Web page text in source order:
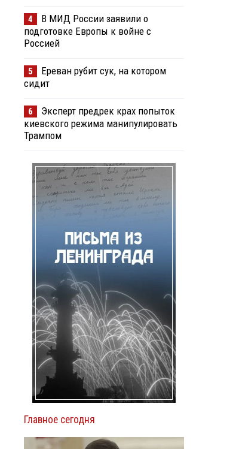
4
В МИД России заявили о
подготовке Европы к войне с
Россией
5
Ереван рубит сук, на котором
сидит
6
Эксперт предрек крах попыток
киевского режима манипулировать
Трампом
Главное сегодня